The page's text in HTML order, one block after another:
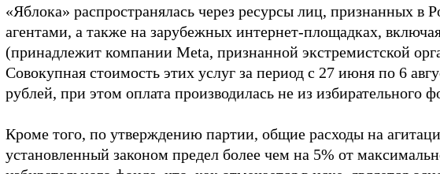
«Яблока» распространялась через ресурсы лиц, признанных в
агентами, а также на зарубежных интернет-площадках,
(принадлежит компании Meta, признанной экстремистской
Совокупная стоимость этих услуг за период с 27 июня по 6
рублей, при этом оплата производилась не из избирательного
Кроме того, по утверждению партии, общие расходы на
установленный законом предел более чем на 5% от